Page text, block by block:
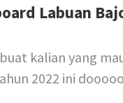
Labuan
kalian yang
2022 ini